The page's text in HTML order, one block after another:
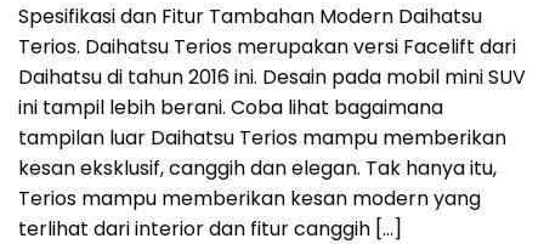
Spesifikasi dan Fitur Tambahan Modern Daihatsu
Terios. Daihatsu Terios merupakan versi Facelift dari
Daihatsu di tahun 2016 ini. Desain pada mobil mini SUV
ini tampil lebih berani. Coba lihat bagaimana
tampilan luar Daihatsu Terios mampu memberikan
kesan eksklusif, canggih dan elegan. Tak hanya itu,
Terios mampu memberikan kesan modern yang
terlihat dari interior dan fitur canggih […]